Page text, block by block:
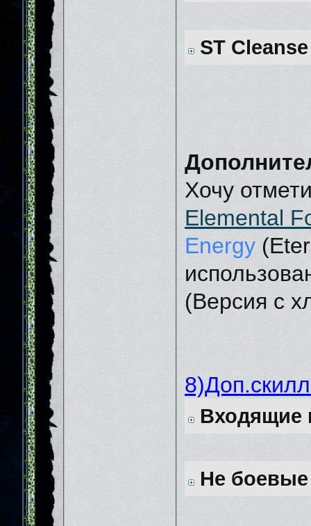
ST Cleanse
Хочу
Elemental
Energy
(Версия с
Входящие
Не боевые